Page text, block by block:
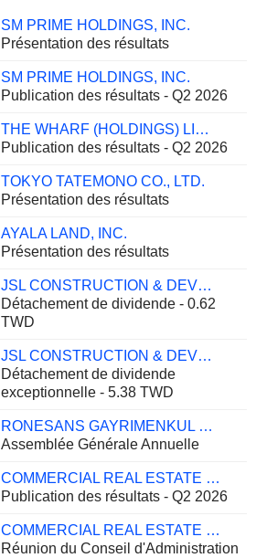
SM PRIME HOLDINGS, INC.
Présentation des résultats
SM PRIME HOLDINGS, INC.
Publication des résultats - Q2 2026
THE WHARF (HOLDINGS) LIMITED
Publication des résultats - Q2 2026
TOKYO TATEMONO CO., LTD.
Présentation des résultats
AYALA LAND, INC.
Présentation des résultats
JSL CONSTRUCTION & DEVELOPMENT CO., LTD.
Détachement de dividende - 0.62
TWD
JSL CONSTRUCTION & DEVELOPMENT CO., LTD.
Détachement de dividende
exceptionnelle - 5.38 TWD
RONESANS GAYRIMENKUL YATIRIM
Assemblée Générale Annuelle
COMMERCIAL REAL ESTATE COMPANY K.P.S.C.
Publication des résultats - Q2 2026
COMMERCIAL REAL ESTATE COMPANY K.P.S.C.
Réunion du Conseil d'Administration